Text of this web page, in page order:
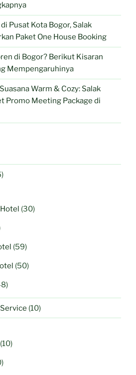
Pusat Kota Bogor, Salak
Paket One House Booking
di Bogor? Berikut Kisaran
Mempengaruhinya
Warm & Cozy: Salak
Promo Meeting Package di
(30)
(59)
(50)
(10)
(10)